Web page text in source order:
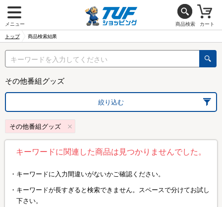
メニュー 商品検索 カート
トップ 商品検索結果
その他番組グッズ
絞り込む
その他番組グッズ
キーワードに関連した商品は見つかりませんでした。
キーワードに入力間違いがないかご確認ください。
キーワードが長すぎると検索できません。スペースで分けてお試し
下さい。